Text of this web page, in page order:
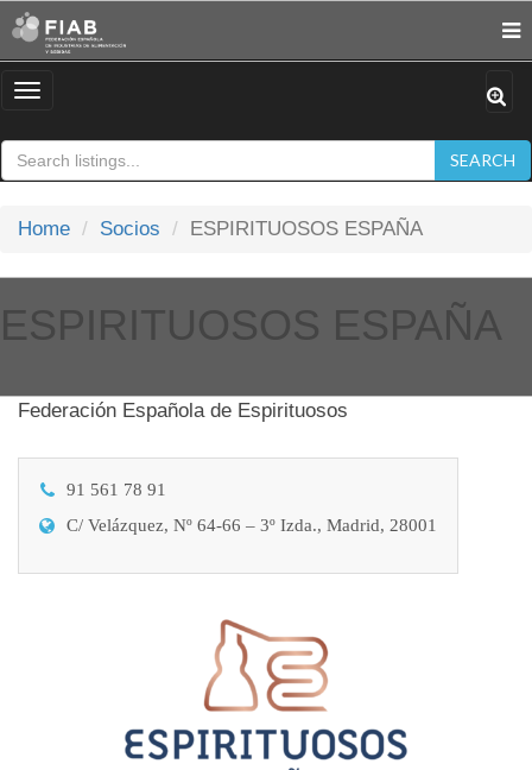
Toggle
SEARCH
Home Socios ESPIRITUOSOS ESPAÑA
ESPIRITUOSOS ESPAÑA
Federación Española de Espirituosos
91 561 78 91
C/ Velázquez, Nº 64-66 – 3º Izda., Madrid, 28001